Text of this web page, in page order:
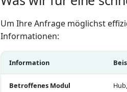
Um Ihre Anfrage möglichst
Informationen:
Information
Betroffenes Modul